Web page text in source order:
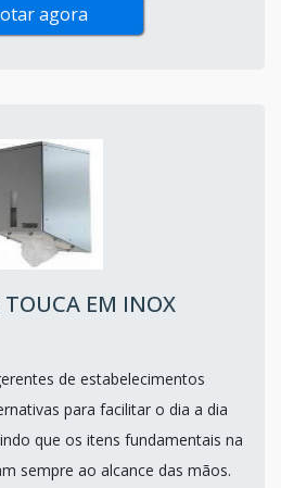
agora
TOUCA EM INOX
de estabelecimentos
para facilitar o dia a dia
que os itens fundamentais na
sempre ao alcance das mãos.